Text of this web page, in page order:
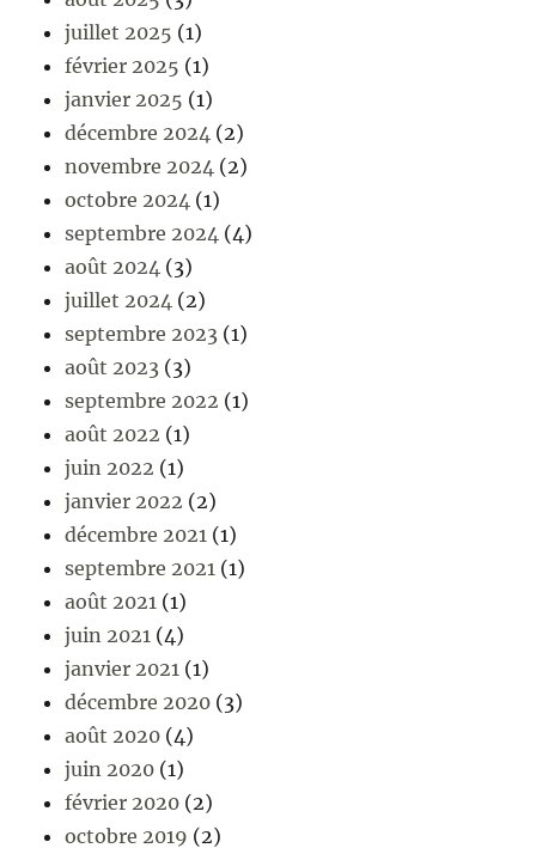
juillet 2025 (1)
février 2025 (1)
janvier 2025 (1)
décembre 2024 (2)
novembre 2024 (2)
octobre 2024 (1)
septembre 2024 (4)
août 2024 (3)
juillet 2024 (2)
septembre 2023 (1)
août 2023 (3)
septembre 2022 (1)
août 2022 (1)
juin 2022 (1)
janvier 2022 (2)
décembre 2021 (1)
septembre 2021 (1)
août 2021 (1)
juin 2021 (4)
janvier 2021 (1)
décembre 2020 (3)
août 2020 (4)
juin 2020 (1)
février 2020 (2)
octobre 2019 (2)